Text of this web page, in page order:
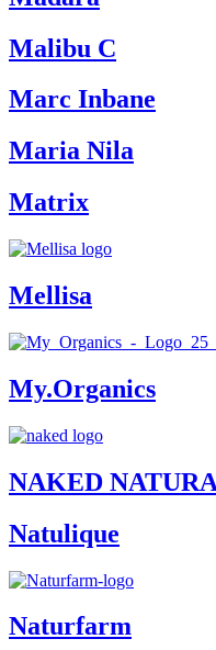
Malibu C
Marc Inbane
Maria Nila
Matrix
Mellisa
My.Organics
NAKED
Natulique
Naturfarm